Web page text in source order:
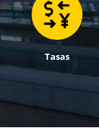
Tasas